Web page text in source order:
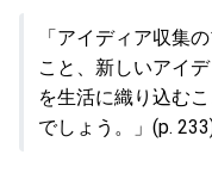
「アイディア収集
こと、新しいアイ
を生活に織り込む
でしょう。」(p.